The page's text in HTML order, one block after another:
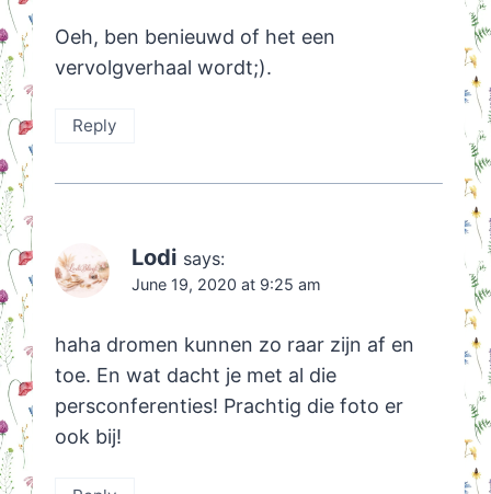
Oeh, ben benieuwd of het een
vervolgverhaal wordt;).
Reply
Lodi says:
June 19, 2020 at 9:25 am
haha dromen kunnen zo raar zijn af en
toe. En wat dacht je met al die
persconferenties! Prachtig die foto er
ook bij!